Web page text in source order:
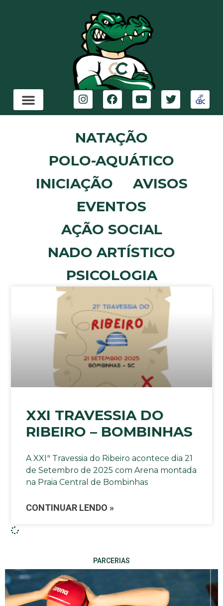
NATAÇÃO
POLO-AQUÁTICO
INICIAÇÃO
AVISOS
EVENTOS
AÇÃO SOCIAL
NADO ARTÍSTICO
PSICOLOGIA
XXI TRAVESSIA DO
RIBEIRO – BOMBINHAS
A XXIª Travessia do Ribeiro acontece dia 21
de Setembro de 2025 com Arena montada
na Praia Central de Bombinhas
CONTINUAR LENDO »
PARCERIAS